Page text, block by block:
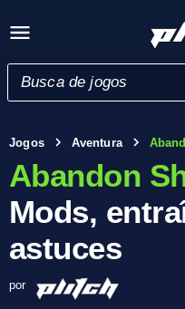
Jogos Aventura
Abandon
Mods,
astuces
por